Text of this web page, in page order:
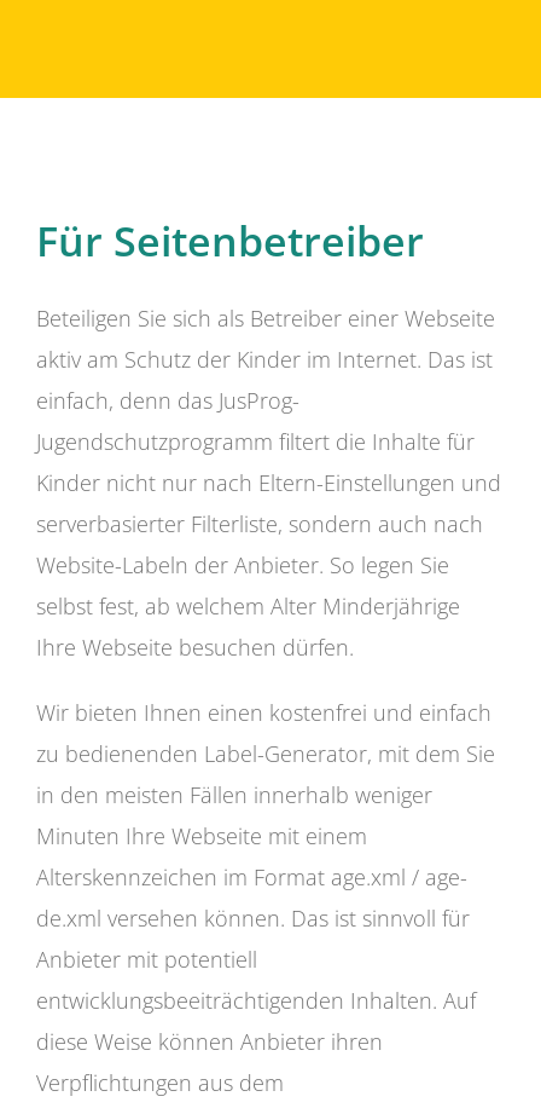
Für Seitenbetreiber
Beteiligen Sie sich als Betreiber einer Webseite
aktiv am Schutz der Kinder im Internet. Das ist
einfach, denn das JusProg-
Jugendschutzprogramm filtert die Inhalte für
Kinder nicht nur nach Eltern-Einstellungen und
serverbasierter Filterliste, sondern auch nach
Website-Labeln der Anbieter. So legen Sie
selbst fest, ab welchem Alter Minderjährige
Ihre Webseite besuchen dürfen.
Wir bieten Ihnen einen kostenfrei und einfach
zu bedienenden Label-Generator, mit dem Sie
in den meisten Fällen innerhalb weniger
Minuten Ihre Webseite mit einem
Alterskennzeichen im Format age.xml / age-
de.xml versehen können. Das ist sinnvoll für
Anbieter mit potentiell
entwicklungsbeeiträchtigenden Inhalten. Auf
diese Weise können Anbieter ihren
Verpflichtungen aus dem